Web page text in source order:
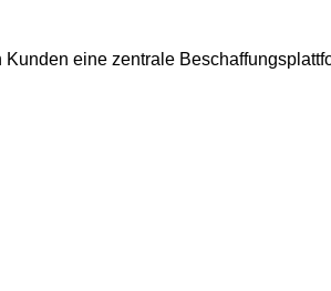
eine zentrale